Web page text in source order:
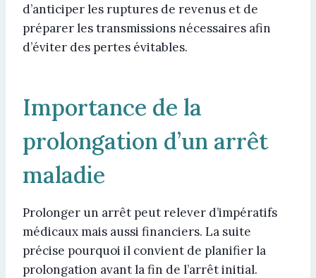
d’anticiper les ruptures de revenus et de
préparer les transmissions nécessaires afin
d’éviter des pertes évitables.
Importance de la
prolongation d’un arrêt
maladie
Prolonger un arrêt peut relever d’impératifs
médicaux mais aussi financiers. La suite
précise pourquoi il convient de planifier la
prolongation avant la fin de l’arrêt initial.